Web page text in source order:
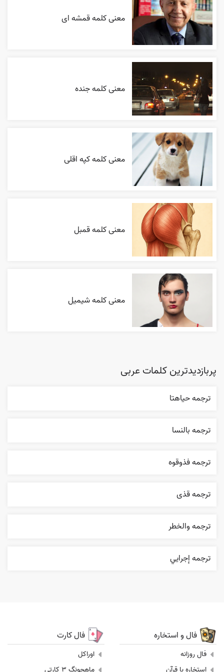
معنی کلمه قمشه ای
معنی کلمه جنده
معنی کلمه کپه اقلی
معنی کلمه قمبل
معنی کلمه شیمیل
پربازدیدترین کلمات عربی
ترجمه حياهتا
ترجمه بالنسا
ترجمه فذوقوه
ترجمه قذی
ترجمه والخطر
ترجمه إجرایي
فال و استخاره
فال روزانه
فال کارت
اوراکل